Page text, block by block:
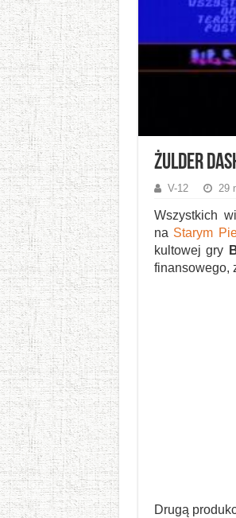
Żulder
V-12 29
Wszystkich
na Starym
kultowej gry
finansowego,
Drugą